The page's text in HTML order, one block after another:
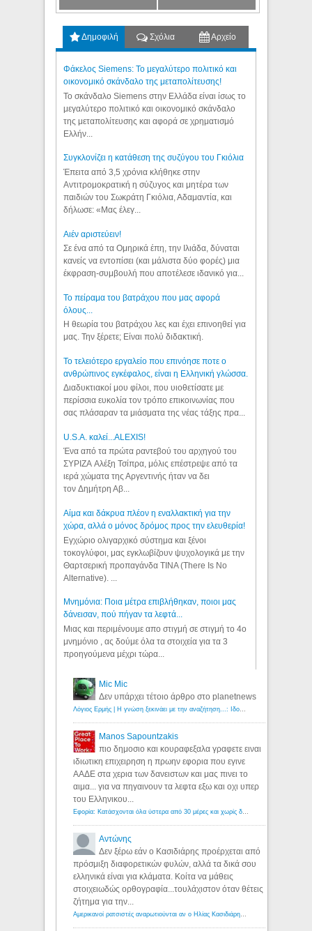
Δημοφιλή Σχόλια Αρχείο
Φάκελος Siemens: Το μεγαλύτερο πολιτικό και
οικονομικό σκάνδαλο της μεταπολίτευσης!
Το σκάνδαλο Siemens στην Ελλάδα είναι ίσως το
μεγαλύτερο πολιτικό και οικονομικό σκάνδαλο
της μεταπολίτευσης και αφορά σε χρηματισμό
Ελλήν...
Συγκλονίζει η κατάθεση της συζύγου του Γκιόλια
Έπειτα από 3,5 χρόνια κλήθηκε στην
Αντιτρομοκρατική η σύζυγος και μητέρα των
παιδιών του Σωκράτη Γκιόλια, Αδαμαντία, και
δήλωσε: «Μας έλεγ...
Aιέν αριστεύειν!
Σε ένα από τα Ομηρικά έπη, την Ιλιάδα, δύναται
κανείς να εντοπίσει (και μάλιστα δύο φορές) μια
έκφραση-συμβουλή που αποτέλεσε ιδανικό για...
Το πείραμα του βατράχου που μας αφορά
όλους...
Η θεωρία του βατράχου λες και έχει επινοηθεί για
μας. Την ξέρετε; Είναι πολύ διδακτική.
Το τελειότερο εργαλείο που επινόησε ποτε ο
ανθρώπινος εγκέφαλος, είναι η Ελληνική γλώσσα.
Διαδυκτιακοί μου φίλοι, που υιοθετίσατε με
περίσσια ευκολία τον τρόπο επικοινωνίας που
σας πλάσαραν τα μιάσματα της νέας τάξης πρα...
U.S.A. καλεί...ALEXIS!
Ένα από τα πρώτα ραντεβού του αρχηγού του
ΣΥΡΙΖΑ Αλέξη Τσίπρα, μόλις επέστρεψε από τα
ιερά χώματα της Αργεντινής ήταν να δει
τον Δημήτρη Αβ...
Αίμα και δάκρυα πλέον η εναλλακτική για την
χώρα, αλλά ο μόνος δρόμος προς την ελευθερία!
Εγχώριο ολιγαρχικό σύστημα και ξένοι
τοκογλύφοι, μας εγκλωβίζουν ψυχολογικά με την
Θαρτσερική προπαγάνδα TINA (There Is No
Alternative). ...
Μνημόνια: Ποια μέτρα επιβλήθηκαν, ποιοι μας
δάνεισαν, πού πήγαν τα λεφτά...
Μιας και περιμένουμε απο στιγμή σε στιγμή το 4ο
μνημόνιο , ας δούμε όλα τα στοιχεία για τα 3
προηγούμενα μέχρι τώρα...
Mic Mic
Δεν υπάρχει τέτοιο άρθρο στο planetnews
Λόγιος Ερμής | Η γνώση ξεκινάει με την αναζήτηση...: Ιδού οι 18 που χρωστούν 11 δις ευρώ!
Manos Sapountzakis
πιο δημοσιο και κουραφεξαλα γραφετε ειναι
ιδιωτικη επιχειρηση η πρωην εφορια που εγινε
ΑΑΔΕ στα χερια των δανειστων και μας πινει το
αιμα... για να πηγαινουν τα λεφτα εξω και οχι υπερ
του Ελληνικου...
Εφορία: Κατάσχονται όλα ύστερα από 30 μέρες και χωρίς δικαστικές αποφάσεις - Λόγιος Ερμής
Αντώνης
Δεν ξέρω εάν ο Κασιδιάρης προέρχεται από
πρόσμιξη διαφορετικών φυλών, αλλά τα δικά σου
ελληνικά είναι για κλάματα. Κοίτα να μάθεις
στοιχειωδώς ορθογραφία...τουλάχιστον όταν θέτεις
ζήτημα για την...
Αμερικανοί ρατσιστές αναρωτιούνται αν ο Ηλίας Κασιδιάρης ανήκει στη λευκή φυλή... - Λόγιος Ερμής